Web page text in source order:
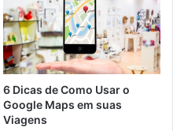
6 Dicas de Como Usar o
Google Maps em suas
Viagens